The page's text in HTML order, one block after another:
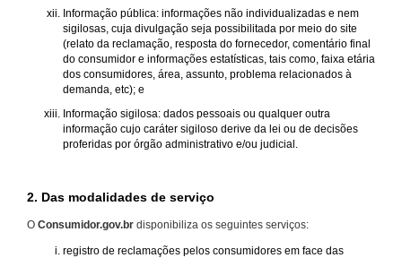
Informação pública: informações não individualizadas e nem
sigilosas, cuja divulgação seja possibilitada por meio do site
(relato da reclamação, resposta do fornecedor, comentário final
do consumidor e informações estatísticas, tais como, faixa etária
dos consumidores, área, assunto, problema relacionados à
demanda, etc); e
Informação sigilosa: dados pessoais ou qualquer outra
informação cujo caráter sigiloso derive da lei ou de decisões
proferidas por órgão administrativo e/ou judicial.
2. Das modalidades de serviço
O Consumidor.gov.br disponibiliza os seguintes serviços:
registro de reclamações pelos consumidores em face das